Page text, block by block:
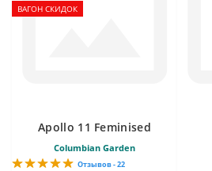
ВАГОН СКИДОК
Apollo 11 Feminised
Columbian Garden
Отзывов - 22